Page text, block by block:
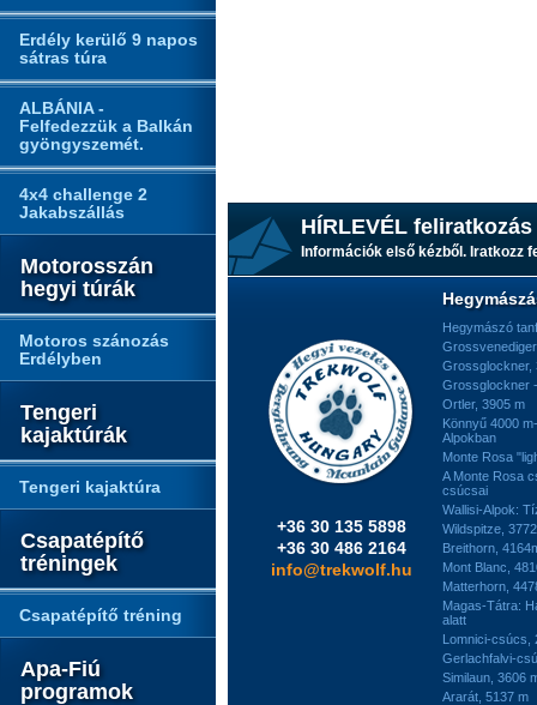
Erdély kerülő 9 napos
sátras túra
ALBÁNIA -
Felfedezzük a Balkán
gyöngyszemét.
4x4 challenge 2
Jakabszállás
Motorosszán
hegyi túrák
Motoros szánozás
Erdélyben
Tengeri
kajaktúrák
Tengeri kajaktúra
Csapatépítő
tréningek
Csapatépítő tréning
Apa-Fiú
programok
HÍRLEVÉL feliratkozás
Információk első kézből. Iratkozz
+36 30 135 5898
+36 30 486 2164
info@trekwolf.hu
Hegymászó
Grossglockner,
Grossglockner
Ortler, 3905 m
Könnyű 4000
Alpokban
Monte Rosa
A Monte Rosa
csúcsai
Wallisi-Alpok:
Wildspitze,
Breithorn,
Mont Blanc,
Matterhorn,
Magas-Tátra:
alatt
Lomnici-csúcs,
Gerlachfalvi-
Similaun, 3606
Ararát, 5137 m